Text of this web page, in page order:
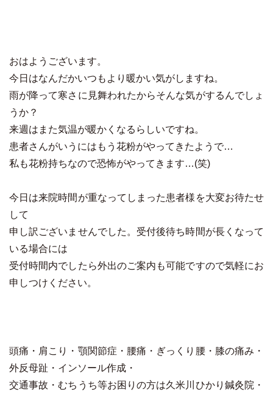
おはようございます。
今日はなんだかいつもより暖かい気がしますね。
雨が降って寒さに見舞われたからそんな気がするんでしょ
うか？
来週はまた気温が暖かくなるらしいですね。
患者さんがいうにはもう花粉がやってきたようで…
私も花粉持ちなので恐怖がやってきます…(笑)
今日は来院時間が重なってしまった患者様を大変お待たせ
して
申し訳ございませんでした。受付後待ち時間が長くなって
いる場合には
受付時間内でしたら外出のご案内も可能ですので気軽にお
申しつけください。
頭痛・肩こり・顎関節症・腰痛・ぎっくり腰・膝の痛み・
外反母趾・インソール作成・
交通事故・むちうち等お困りの方は久米川ひかり鍼灸院・